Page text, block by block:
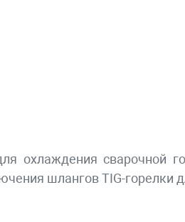
охлаждения сварочной
шлангов TIG-горелки